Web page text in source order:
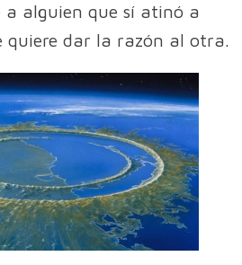
a alguien que sí atinó a
quiere dar la razón al otra.